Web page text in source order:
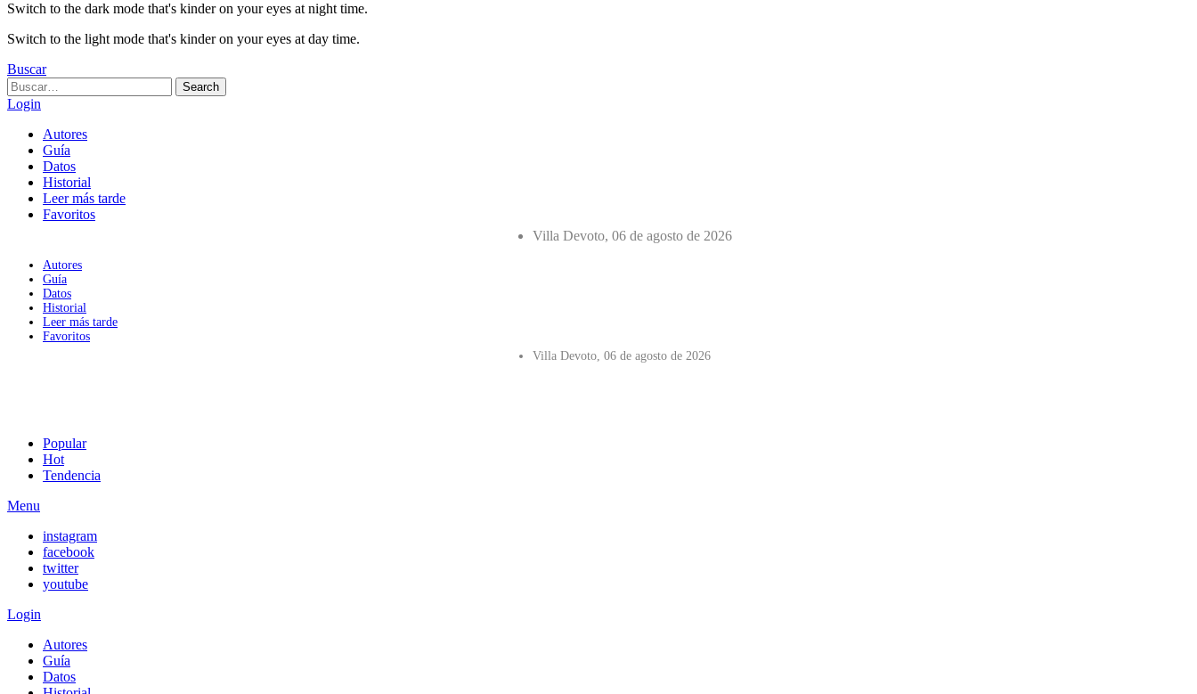
Switch to the dark mode that's kinder on your eyes at night time.
Switch to the light mode that's kinder on your eyes at day time.
Buscar
Search
for:
Search
Login
Autores
Guía
Datos
Historial
Leer más tarde
Favoritos
Villa Devoto, 06 de agosto de 2026
Autores
Guía
Datos
Historial
Leer más tarde
Favoritos
Villa Devoto, 06 de agosto de 2026
Popular
Hot
Tendencia
Menu
instagram
facebook
twitter
youtube
Login
Autores
Guía
Datos